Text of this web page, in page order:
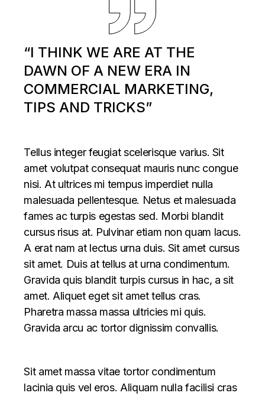
“I THINK WE ARE AT THE
DAWN OF A NEW ERA IN
COMMERCIAL MARKETING,
TIPS AND TRICKS”
Tellus integer feugiat scelerisque varius. Sit
amet volutpat consequat mauris nunc congue
nisi. At ultrices mi tempus imperdiet nulla
malesuada pellentesque. Netus et malesuada
fames ac turpis egestas sed. Morbi blandit
cursus risus at. Pulvinar etiam non quam lacus.
A erat nam at lectus urna duis. Sit amet cursus
sit amet. Duis at tellus at urna condimentum.
Gravida quis blandit turpis cursus in hac, a sit
amet. Aliquet eget sit amet tellus cras.
Pharetra massa massa ultricies mi quis.
Gravida arcu ac tortor dignissim convallis.
Sit amet massa vitae tortor condimentum
lacinia quis vel eros. Aliquam nulla facilisi cras